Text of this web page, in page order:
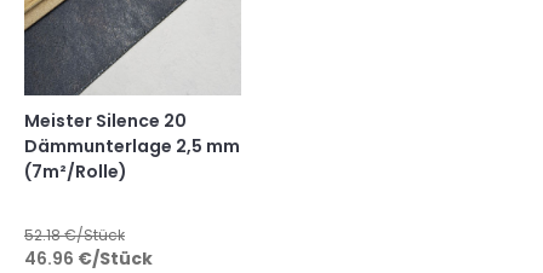
Meister Silence 20
Dämmunterlage 2,5 mm
(7m²/Rolle)
52.18€/Stück
46.96 €/Stück